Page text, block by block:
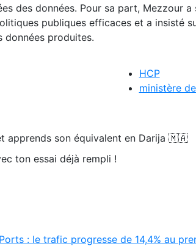
des données. Pour sa part, Mezzour a
publiques efficaces et a insisté
produites.
HCP
ministère
apprends son équivalent en Darija 🇲🇦
ton essai déjà rempli !
Ports : le trafic progresse de 14,4% au